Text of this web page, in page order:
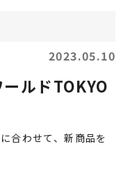
2023.05.10
ルドTOKYO
合わせて、新商品を